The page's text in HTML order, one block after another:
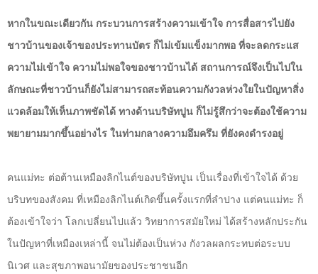
หากในขณะเดียวกัน กระบวนการสร้างความเข้าใจ การสื่อสารไปยัง
ชาวบ้านของเจ้าของประทานบัตร ก็ไม่เข้มแข็งมากพอ ที่จะลดกระแส
ความไม่เข้าใจ ความไม่พอใจของชาวบ้านได้ สถานการณ์จึงเป็นไปใน
ลักษณะที่ชาวบ้านก็ยังไม่สามารถสะท้อนความกังวลห่วงใยในปัญหาสิ่ง
แวดล้อมให้เห็นภาพชัดได้ ทางด้านบริษัทปูน ก็ไม่รู้สึกว่าจะต้องใช้ความ
พยายามมากขึ้นอย่างไร ในท่ามกลางความอึมครึม ที่ยังคงดำรงอยู่
คนแม่ทะ ต่อต้านเหมืองลิกไนต์ของบริษัทปูน เป็นเรื่องที่เข้าใจได้ ด้วย
บริบทของสังคม ที่เหมืองลิกไนต์เกิดขึ้นครั้งแรกที่ลำปาง แต่คนแม่ทะ ก็
ต้องเข้าใจว่า โลกเปลี่ยนไปแล้ว วิทยาการสมัยใหม่ ได้สร้างหลักประกัน
ในปัญหาที่เหมืองเหล่านี้ จนไม่ต้องเป็นห่วง กังวลผลกระทบต่อระบบ
นิเวศ และสุขภาพอนามัยของประชาชนอีก